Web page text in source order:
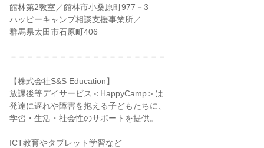
館林第2教室／館林市小桑原町977－3
ハッピーキャンプ相談支援事業所／
群馬県太田市石原町406
＝＝＝＝＝＝＝＝＝＝＝＝＝＝＝＝＝＝＝
【株式会社S&S Education】
放課後等デイサービス＜HappyCamp＞は
発達に遅れや障害を抱える子どもたちに、
学習・生活・社会性のサポートを提供。
ICT教育やタブレット学習など